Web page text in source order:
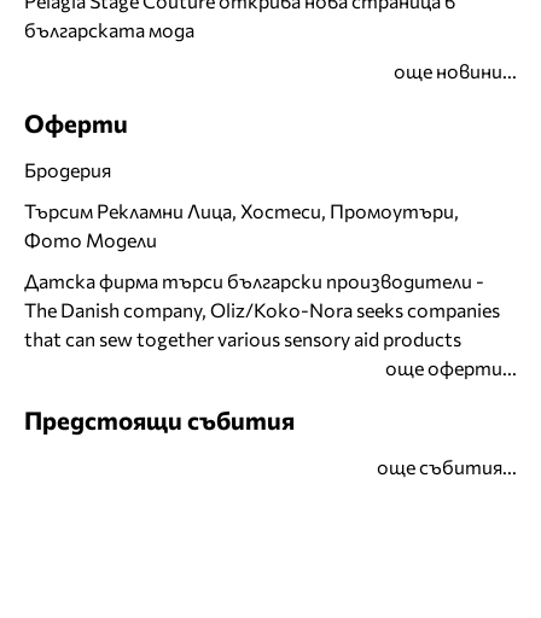
българската мода
още новини...
Оферти
Бродерия
Търсим Рекламни Лица, Хостеси, Промоутъри,
Фото Модели
Датска фирма търси български производители -
The Danish company, Oliz/Koko-Nora seeks companies
that can sew together various sensory aid products
още оферти...
Предстоящи събития
още събития...